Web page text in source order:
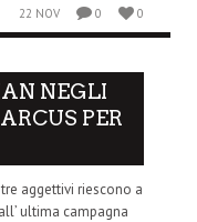
22 NOV 0 0
NEGLI
PER
aggettivi riescono a
ultima campagna